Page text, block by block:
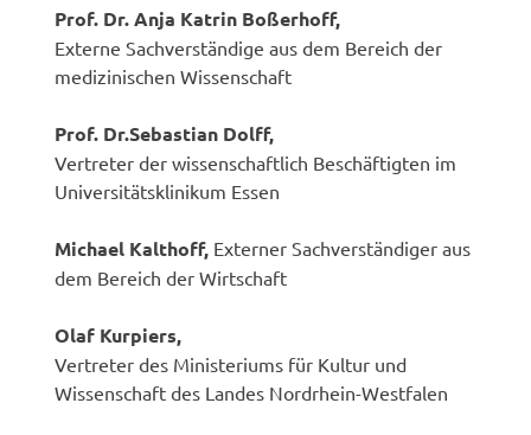
Prof. Dr. Anja Katrin Boßerhoff,
Externe Sachverständige aus dem Bereich der
medizinischen Wissenschaft
Prof. Dr.Sebastian Dolff,
Vertreter der wissenschaftlich Beschäftigten im
Universitätsklinikum Essen
Michael Kalthoff, Externer Sachverständiger aus
dem Bereich der Wirtschaft
Olaf Kurpiers,
Vertreter des Ministeriums für Kultur und
Wissenschaft des Landes Nordrhein-Westfalen